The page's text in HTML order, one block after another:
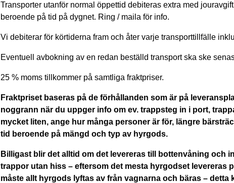
Transporter utanför normal öppettid debiteras extra med
beroende på tid på dygnet. Ring / maila för info.
Vi debiterar för körtiderna fram och åter varje transporttillfälle
Eventuell avbokning av en redan beställd transport ska ske
25 % moms tillkommer på samtliga fraktpriser.
Fraktpriset baseras på de förhållanden som är på
noggrann när du uppger info om ev. trappsteg in i port,
mycket liten, ange hur många personer är för, längre
tid beroende på mängd och typ av hyrgods.
Billigast blir det alltid om det levereras till bottenvåning och
trappor utan hiss – eftersom det mesta hyrgodset levereras
måste allt hyrgods lyftas av från vagnarna och bäras – detta